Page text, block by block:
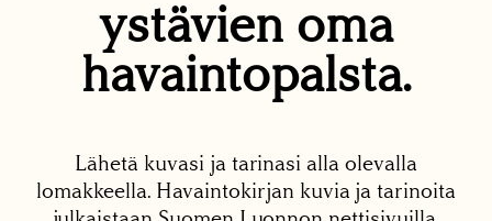
ystävien oma
havaintopalsta.
Lähetä kuvasi ja tarinasi alla olevalla
lomakkeella. Havaintokirjan kuvia ja tarinoita